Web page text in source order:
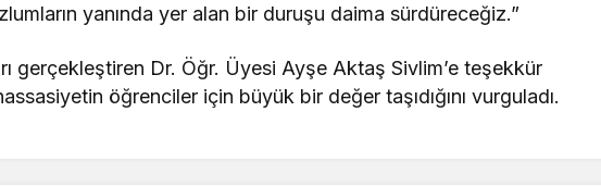
yanında yer alan bir duruşu daima sürdüreceğiz.”
gerçekleştiren Dr. Öğr. Üyesi Ayşe Aktaş Sivlim’e teşekkür
öğrenciler için büyük bir değer taşıdığını vurguladı.